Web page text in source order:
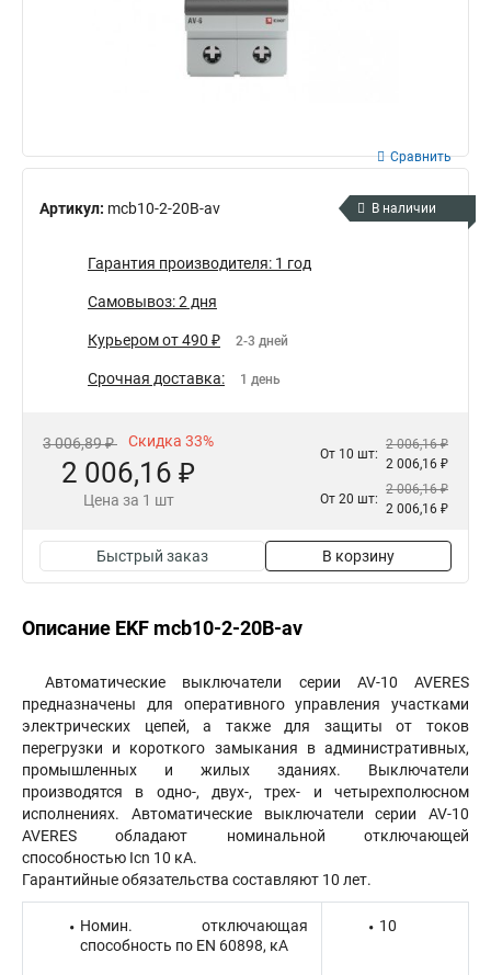
Артикул: mcb10-2-20B-av
Сравнить
В наличии
Гарантия производителя: 1 год
Самовывоз: 2 дня
Курьером от 490 ₽ 2-3 дней
Срочная доставка: 1 день
3 006,89 ₽ Скидка 33%
2 006,16 ₽
Цена за 1 шт
От 10 шт:
2 006,16 ₽
2 006,16 ₽
От 20 шт:
2 006,16 ₽
2 006,16 ₽
Быстрый заказ В корзину
Описание EKF mcb10-2-20B-av
Автоматические выключатели серии AV-10 AVERES
предназначены для оперативного управления участками
электрических цепей, а также для защиты от токов
перегрузки и короткого замыкания в административных,
промышленных и жилых зданиях. Выключатели
производятся в одно-, двух-, трех- и четырехполюсном
исполнениях. Автоматические выключатели серии AV-10
AVERES обладают номинальной отключающей
способностью Icn 10 кА.
Гарантийные обязательства составляют 10 лет.
Номин. отключающая
способность по EN 60898, кА
10